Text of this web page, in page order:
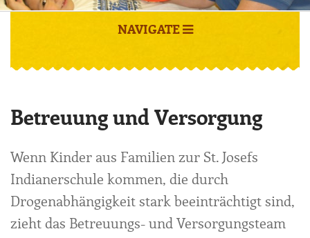
NAVIGATE
Betreuung und Versorgung
Wenn Kinder aus Familien zur St. Josefs
Indianerschule kommen, die durch
Drogenabhängigkeit stark beeinträchtigt sind,
zieht das Betreuungs- und Versorgungsteam